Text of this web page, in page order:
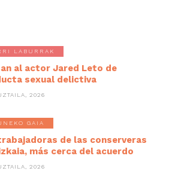
LABURRAK
al actor Jared Leto de
sexual delictiva
2026
GAIA
de las conserveras
más cerca del acuerdo
2026